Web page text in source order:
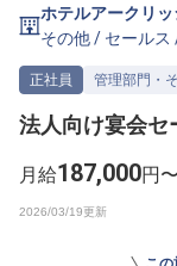
ホテルアークリ
その他/ セールス
正社員 管理部門・
法人向け宴会セ
月給187,000円〜